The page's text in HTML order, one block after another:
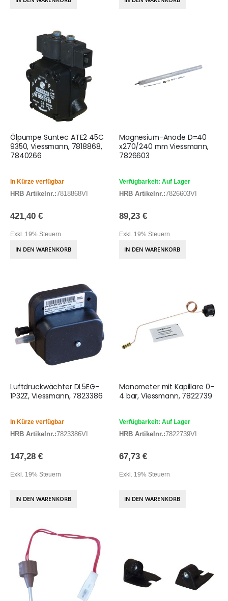
Ölpumpe Suntec ATE2 45C
9350, Viessmann, 7818868,
7840266
In Kürze verfügbar
HRB Artikelnr.:7818868VI
421,40 €
Exkl. 19% Steuern
IN DEN WARENKORB
Magnesium-Anode D=40
x270/240 mm Viessmann,
7826603
Verfügbarkeit: Auf Lager
HRB Artikelnr.:7826603VI
89,23 €
Exkl. 19% Steuern
IN DEN WARENKORB
Luftdruckwächter DL5EG-
1P32Z, Viessmann, 7823386
In Kürze verfügbar
HRB Artikelnr.:7823386VI
147,28 €
Exkl. 19% Steuern
IN DEN WARENKORB
Manometer mit Kapillare 0-
4 bar, Viessmann, 7822739
Verfügbarkeit: Auf Lager
HRB Artikelnr.:7822739VI
67,73 €
Exkl. 19% Steuern
IN DEN WARENKORB